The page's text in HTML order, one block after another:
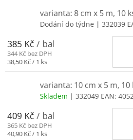
varianta: 8 cm x 5 m, 10
Dodání do týdne | 332039
385 Kč / bal
344 Kč bez DPH
Měrná
cena:
38,50 Kč / 1 ks
varianta: 10 cm x 5 m, 10
Skladem | 332049 EAN:
409 Kč / bal
365 Kč bez DPH
Měrná
40,90 Kč / 1 ks